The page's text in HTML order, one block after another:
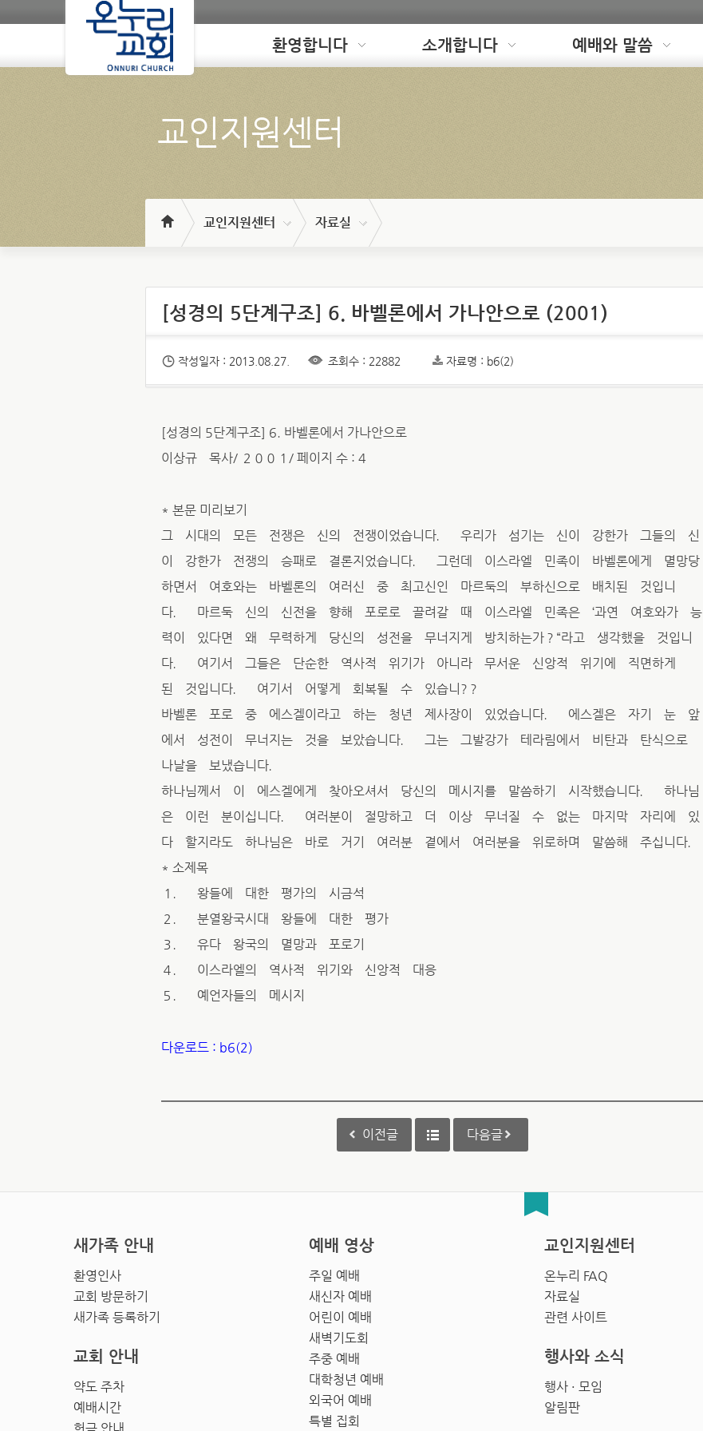
Loading 환영합니다 소개합니다 예배와 말씀
교인지원센터
교인지원센터 자료실
[성경의 5단계구조] 6. 바벨론에서 가나안으로 (2001)
작성일자 : 2013.08.27. 조회수 : 22882 자료명 : b6(2)
[성경의 5단계구조] 6. 바벨론에서 가나안으로
이상규 목사/ ２００１/ 페이지 수 : 4
* 본문 미리보기
그 시대의 모든 전쟁은 신의 전쟁이었습니다． 우리가 섬기는 신이 강한가 그들의 신
이 강한가 전쟁의 승패로 결론지었습니다． 그런데 이스라엘 민족이 바벨론에게 멸망당
하면서 여호와는 바벨론의 여러신 중 최고신인 마르둑의 부하신으로 배치된 것입니
다． 마르둑 신의 신전을 향해 포로로 끌려갈 때 이스라엘 민족은 ‘과연 여호와가 능
력이 있다면 왜 무력하게 당신의 성전을 무너지게 방치하는가？“라고 생각했을 것입니
다． 여기서 그들은 단순한 역사적 위기가 아니라 무서운 신앙적 위기에 직면하게
된 것입니다． 여기서 어떻게 회복될 수 있습니?？
바벨론 포로 중 에스겔이라고 하는 청년 제사장이 있었습니다． 에스겔은 자기 눈 앞
에서 성전이 무너지는 것을 보았습니다． 그는 그발강가 테라림에서 비탄과 탄식으로
나날을 보냈습니다．
하나님께서 이 에스겔에게 찾아오셔서 당신의 메시지를 말씀하기 시작했습니다． 하나님
은 이런 분이십니다． 여러분이 절망하고 더 이상 무너질 수 없는 마지막 자리에 있
다 할지라도 하나님은 바로 거기 여러분 곁에서 여러분을 위로하며 말씀해 주십니다．
* 소제목
１． 왕들에 대한 평가의 시금석
２． 분열왕국시대 왕들에 대한 평가
３． 유다 왕국의 멸망과 포로기
４． 이스라엘의 역사적 위기와 신앙적 대응
５． 예언자들의 메시지
다운로드 : b6(2)
이전글 다음글
새가족 안내
환영인사
교회 방문하기
새가족 등록하기
예배 영상
주일 예배
새신자 예배
어린이 예배
새벽기도회
주중 예배
대학청년 예배
외국어 예배
특별 집회
교인지원센터
온누리 FAQ
자료실
관련 사이트
교회 안내
약도 주차
예배시간
행사와 소식
행사 · 모임
알림판